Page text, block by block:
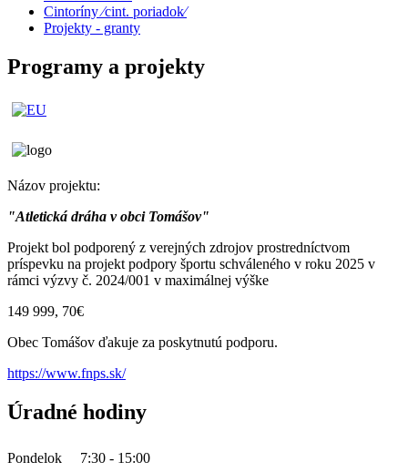
Cintoríny ⁄cint. poriadok⁄
Projekty - granty
Programy a projekty
Názov projektu:
"Atletická dráha v obci Tomášov"
Projekt bol podporený z verejných zdrojov prostredníctvom
príspevku na projekt podpory športu schváleného v roku 2025 v
rámci výzvy č. 2024/001 v maximálnej výške
149 999, 70€
Obec Tomášov ďakuje za poskytnutú podporu.
https://www.fnps.sk/
Úradné hodiny
Pondelok 7:30 - 15:00